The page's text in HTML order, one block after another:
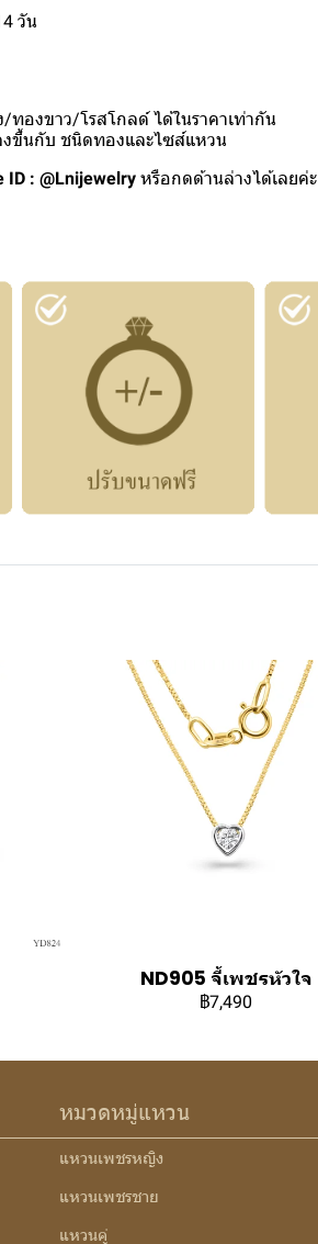
วัน
/ทองขาว/โรสโกลด์ ได้ในราคาเท่ากัน
งขึ้นกับ ชนิดทองและไซส์แหวน
ID : @Lnijewelry หรือกดด้านล่างได้เลยค่ะ
ND905 จี้เพชรหัวใจ
฿7,490
หมวดหมู่แหวน
แหวนเพชรหญิง
แหวนเพชรชาย
แหวนคู่